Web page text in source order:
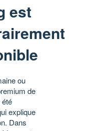
est
ou
de
été
explique
Dans